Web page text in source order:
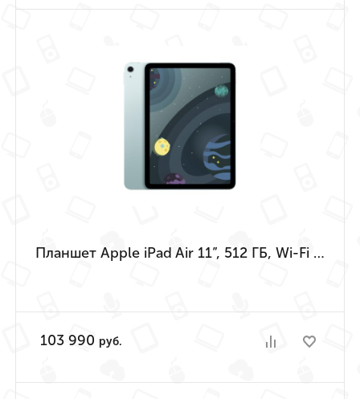
Планшет Apple iPad Air 11”, 512 ГБ, Wi-Fi (Голубой | Blue) (M4 | 2026)
103 990 руб.